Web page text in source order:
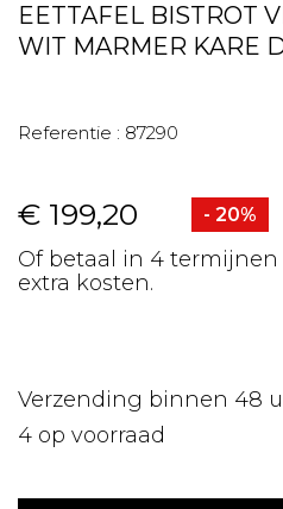
EETTAFEL BISTROT
WIT MARMER KARE
Referentie : 87290
€ 199,20 - 20%
Of betaal in 4
extra kosten.
Verzending binnen 48
4 op voorraad